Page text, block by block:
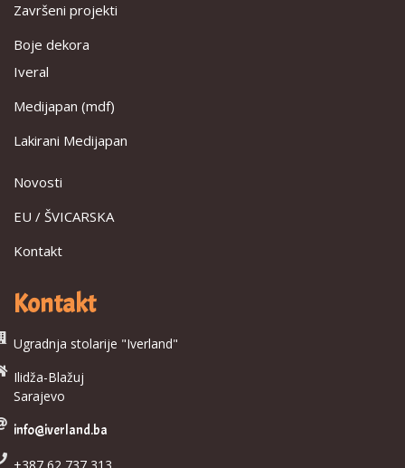
Završeni projekti
Boje dekora
Iveral
Medijapan (mdf)
Lakirani Medijapan
Novosti
EU / ŠVICARSKA
Kontakt
Kontakt
Ugradnja stolarije "Iverland"
Ilidža-Blažuj
Sarajevo
info@iverland.ba